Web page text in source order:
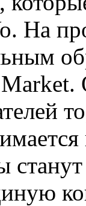
На